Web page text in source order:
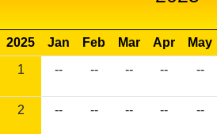
2025 Jan Feb Mar Apr May
1
-- -- -- -- --
2 -- -- -- -- --